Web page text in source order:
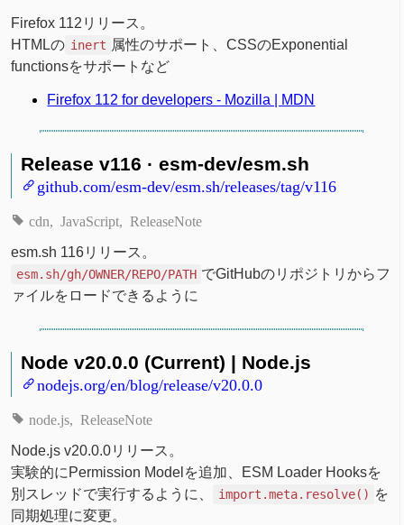
Firefox 112リリース。
HTMLの inert 属性のサポート、CSSのExponential
functionsをサポートなど
Firefox 112 for developers - Mozilla | MDN
Release v116 · esm-dev/esm.sh
github.com/esm-dev/esm.sh/releases/tag/v116
cdn JavaScript ReleaseNote
esm.sh 116リリース。
esm.sh/gh/OWNER/REPO/PATH でGitHubのリポジトリからフ
ァイルをロードできるように
Node v20.0.0 (Current) | Node.js
nodejs.org/en/blog/release/v20.0.0
node.js ReleaseNote
Node.js v20.0.0リリース。
実験的にPermission Modelを追加、ESM Loader Hooksを
別スレッドで実行するように、
import.meta.resolve() を
同期処理に変更。